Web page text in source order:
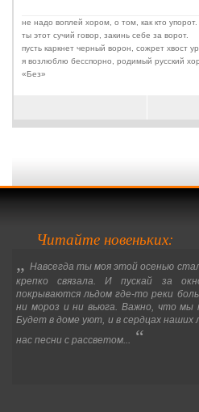
не надо воплей хором, о том, как кто упорот.
ты этот сучий говор, закинь себе за ворот.
пусть каркнет черный ворон, сожрет хвост
я возлюблю бесспорно, родимый русский
«Без»
Читайте новеньких:
„Навсегда ты моя этой осенью
крепко связала. И пускай за
покрываются льдом где-то реки
ни мороз и ни вьюга. Важно, что мы
Будет в доме уют, и в сердцах
нас песни с рассветом... “